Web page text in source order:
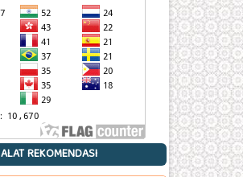
ALAT REKOMENDASI